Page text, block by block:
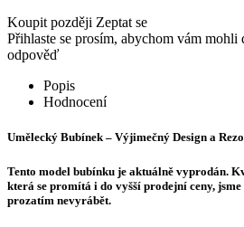
Koupit později Zeptat se
Přihlaste se prosím, abychom vám mohli
odpověď
Popis
Hodnocení
Umělecký Bubínek – Výjimečný Design a
Tento model bubínku je aktuálně vyprodán.
která se promítá i do vyšší prodejní ceny,
prozatím nevyrábět.